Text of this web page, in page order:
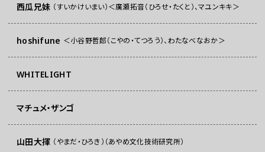
西瓜兄妹 （すいかけいまい）＜廣瀬拓音（ひろせ・たくと）、マユンキキ＞
hoshifune ＜小谷野哲郎（こやの・てつろう）、わたなべなおか＞
WHITELIGHT
マチュメ・ザンゴ
山田大揮 （やまだ・ひろき）（あやめ文化技術研究所）